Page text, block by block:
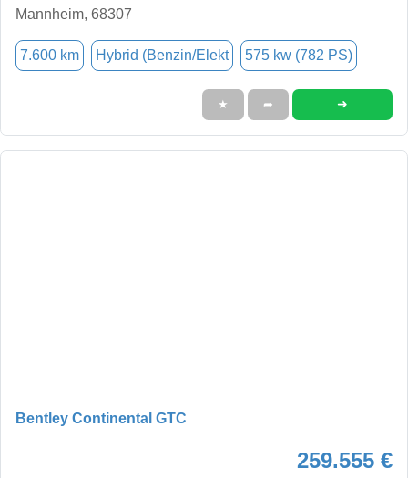
Mannheim, 68307
7.600 km Hybrid (Benzin/Elekt 575 kw (782 PS)
★ ➦ ➜
Bentley Continental GTC
259.555 €